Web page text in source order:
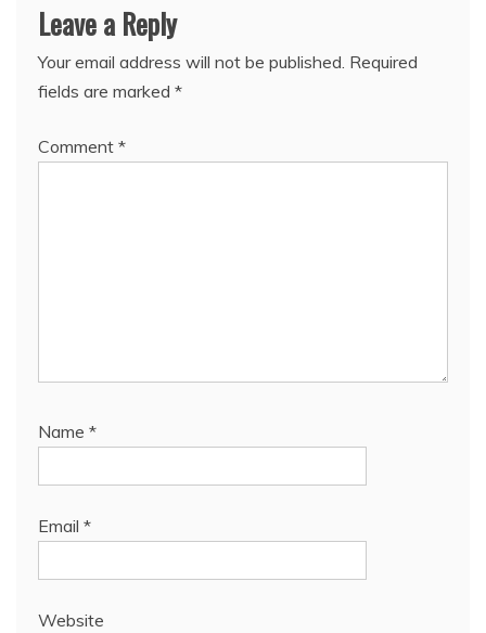
Leave a Reply
Your email address will not be published. Required
fields are marked *
Comment *
Name *
Email *
Website